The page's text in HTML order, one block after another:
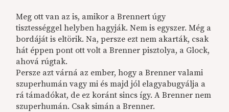
Meg ott van az is, amikor a Brennert úgy
tisztességgel helyben hagyják. Nem is egyszer. Még a
bordáját is eltörik. Na, persze ezt nem akarták, csak
hát éppen pont ott volt a Brenner pisztolya, a Glock,
ahová rúgtak.
Persze azt várná az ember, hogy a Brenner valami
szuperhumán vagy mi és majd jól elagyabugyálja a
rá támadókat, de ez koránt sincs így. A Brenner nem
szuperhumán. Csak simán a Brenner.